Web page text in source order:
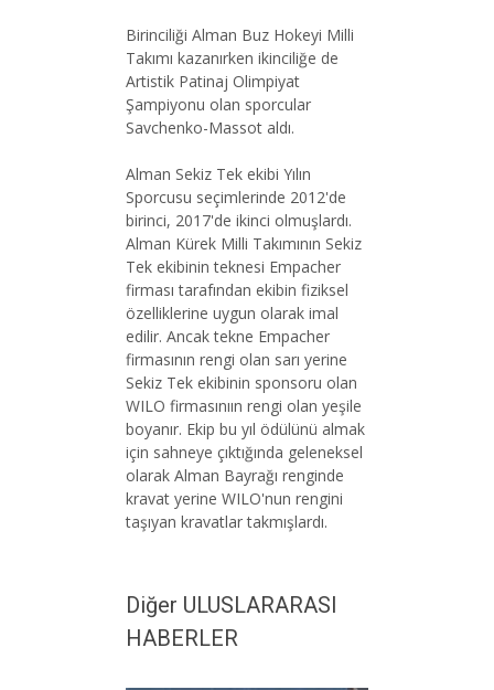
Birinciliği Alman Buz Hokeyi Milli
Takımı kazanırken ikinciliğe de
Artistik Patinaj Olimpiyat
Şampiyonu olan sporcular
Savchenko-Massot aldı.
Alman Sekiz Tek ekibi Yılın
Sporcusu seçimlerinde 2012'de
birinci, 2017'de ikinci olmuşlardı.
Alman Kürek Milli Takımının Sekiz
Tek ekibinin teknesi Empacher
firması tarafından ekibin fiziksel
özelliklerine uygun olarak imal
edilir. Ancak tekne Empacher
firmasının rengi olan sarı yerine
Sekiz Tek ekibinin sponsoru olan
WILO firmasınıın rengi olan yeşile
boyanır. Ekip bu yıl ödülünü almak
için sahneye çıktığında geleneksel
olarak Alman Bayrağı renginde
kravat yerine WILO'nun rengini
taşıyan kravatlar takmışlardı.
Diğer ULUSLARARASI
HABERLER